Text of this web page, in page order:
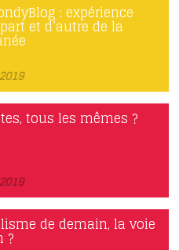
: expérience
et d’autre de la
tous les mêmes ?
de demain, la voie
?